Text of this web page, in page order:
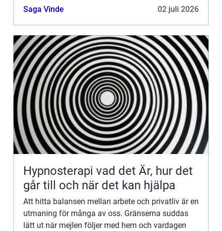
viktig ...
Saga Vinde 02 juli 2026
Hypnosterapi vad det Är, hur det
går till och när det kan hjälpa
Att hitta balansen mellan arbete och privatliv är en
utmaning för många av oss. Gränserna suddas
lätt ut när mejlen följer med hem och vardagen